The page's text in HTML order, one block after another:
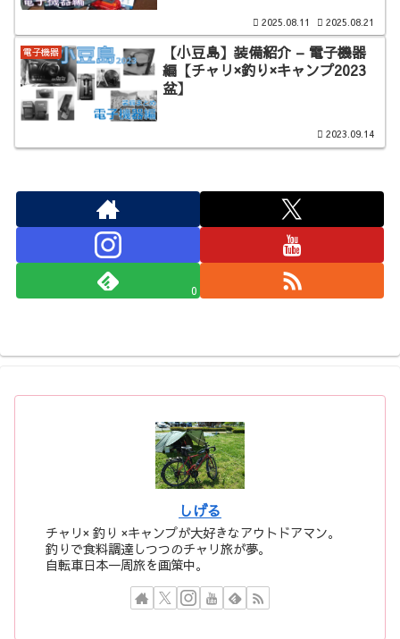
2025.08.11 2025.08.21
電子機器
【小豆島】装備紹介 – 電子機器
編【チャリ×釣り×キャンプ2023
盆】
2023.09.14
0
しげる
チャリ× 釣り ×キャンプが大好きなアウトドアマン。
釣りで食料調達しつつのチャリ旅が夢。
自転車日本一周旅を画策中。